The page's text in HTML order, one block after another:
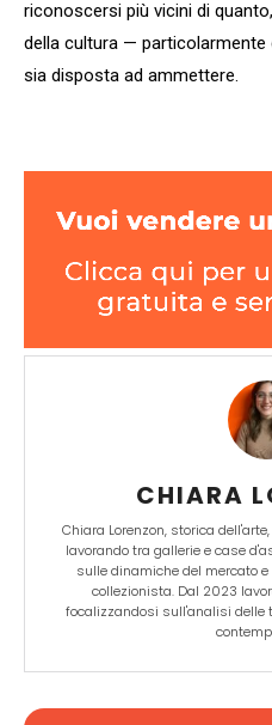
riconoscersi più vicini di
della cultura —
sia disposta ad ammettere.
CHIARA
Chiara Lorenzon, storica
lavorando tra gallerie e case
sulle dinamiche del mercato
collezionista. Dal 2023
focalizzandosi sull'analisi delle